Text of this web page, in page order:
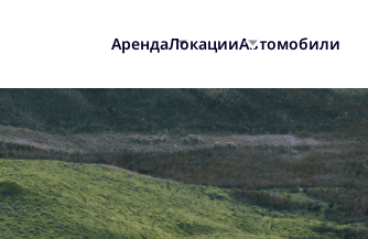
АрендаЛокацииАвтомобили